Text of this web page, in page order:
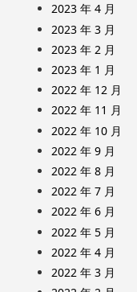
2023 年 4 月
2023 年 3 月
2023 年 2 月
2023 年 1 月
2022 年 12 月
2022 年 11 月
2022 年 10 月
2022 年 9 月
2022 年 8 月
2022 年 7 月
2022 年 6 月
2022 年 5 月
2022 年 4 月
2022 年 3 月